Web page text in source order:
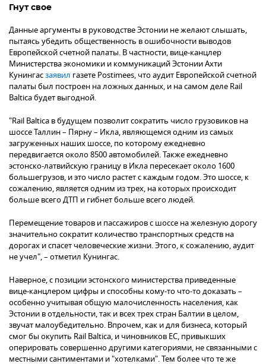
Гнут свое
Данные аргументы в руководстве Эстонии не желают слышать,
пытаясь убедить общественность в ошибочности выводов
Европейской счетной палаты. В частности, вице-канцлер
Министерства экономики и коммуникаций Эстонии Ахти
Кунингасзаявил газете Postimees, что аудит Европейской счетной
палаты был построен на ложных данных, и на самом деле Rail
Baltica будет выгодной.
"Rail Baltica в будущем позволит сократить число грузовиков на
шоссе Таллин – Пярну – Икла, являющемся одним из самых
загруженных наших шоссе, по которому ежедневно
передвигается около 8500 автомобилей. Также ежедневно
эстонско-латвийскую границу в Икла пересекает около 1600
большегрузов, и это число растет с каждым годом. Это шоссе, к
сожалению, является одним из трех, на которых происходит
больше всего ДТП и гибнет больше всего людей.
Перемещение товаров и пассажиров с шоссе на железную дорогу
значительно сократит количество транспортных средств на
дорогах и спасет человеческие жизни. Этого, к сожалению, аудит
не учел", – отметил Кунингас.
Наверное, с позиции эстонского министерства приведенные
вице-канцлером цифры и способны кому-то что-то доказать –
особенно учитывая общую малочисленность населения, как
Эстонии в отдельности, так и всех трех стран Балтии в целом,
звучат малоубедительно. Впрочем, как и для бизнеса, который
смог бы окупить Rail Baltica, и чиновников ЕС, привыкших
оперировать совершенно другими категориями, не связанными с
местными сантиментами и "хотелками". Тем более что те же